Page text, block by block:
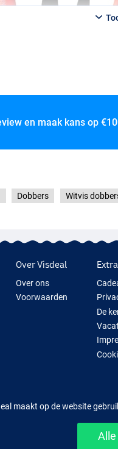
en maak kans op
Dobbers Witvis
Over Visdeal
Over ons
Voorwaarden
Extra
De
maakt op de website